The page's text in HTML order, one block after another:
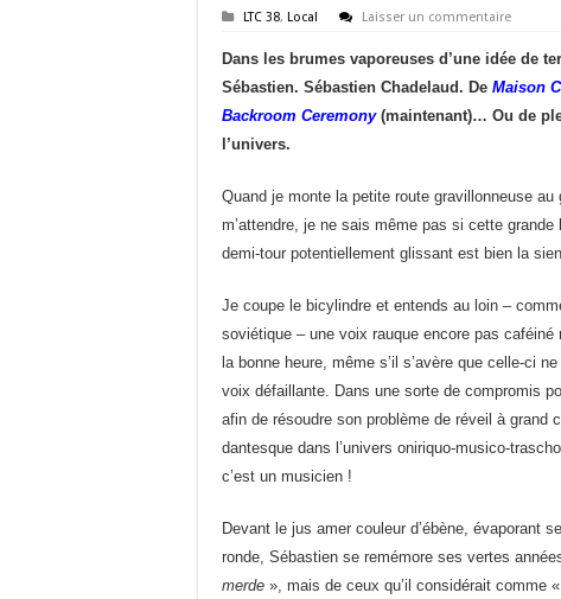
LTC 38, Local Laisser un commentaire
Dans les brumes vaporeuses d’une idée de
Sébastien. Sébastien Chadelaud. De Maison
Backroom Ceremony(maintenant)… Ou de
l’univers.
Quand je monte la petite route gravillonneuse au
m’attendre, je ne sais même pas si cette
demi-tour potentiellement glissant est bien la
Je coupe le bicylindre et entends au loin –
soviétique – une voix rauque encore pas
la bonne heure, même s’il s’avère que celle-ci
voix défaillante. Dans une sorte de compromis
afin de résoudre son problème de réveil à grand
dantesque dans l’univers oniriquo-musico-
c’est un musicien !
Devant le jus amer couleur d’ébène, évaporant
ronde, Sébastien se remémore ses vertes
merde », mais de ceux qu’il considérait comme «